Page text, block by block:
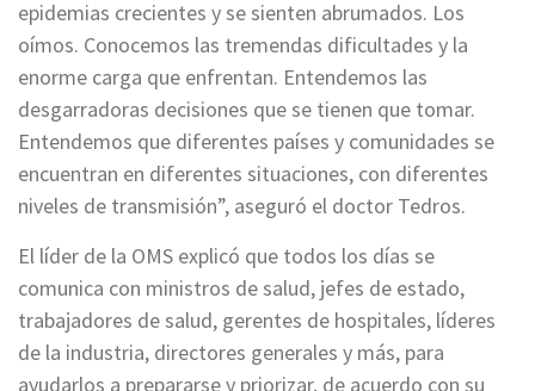
epidemias crecientes y se sienten abrumados. Los
oímos. Conocemos las tremendas dificultades y la
enorme carga que enfrentan. Entendemos las
desgarradoras decisiones que se tienen que tomar.
Entendemos que diferentes países y comunidades se
encuentran en diferentes situaciones, con diferentes
niveles de transmisión”, aseguró el doctor Tedros.
El líder de la OMS explicó que todos los días se
comunica con ministros de salud, jefes de estado,
trabajadores de salud, gerentes de hospitales, líderes
de la industria, directores generales y más, para
ayudarlos a prepararse y priorizar, de acuerdo con su